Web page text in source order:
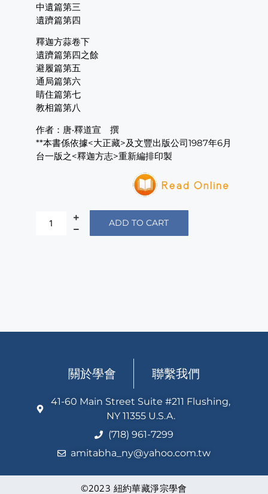
中遺篇第三
遺躋篇第四
釋迦方蒜卷下
遺躋篇第四之餘
避履篇第五
通局篇第六
睛住篇第七
教相篇第八
作者：唐‧釋道宣 撰
**本書係依據<大正藏>及文豐出版公司1987年6月
台一版之<釋迦方志>重新編排印製
ADD TO CART
關於學會 聯繫我們
41-60 Main Street Suite #211 Flushing,
NY 11355 U.S.A.
(718) 961-7299
amitabha_ny@yahoo.com.tw
©2023 紐約華藏淨宗學會